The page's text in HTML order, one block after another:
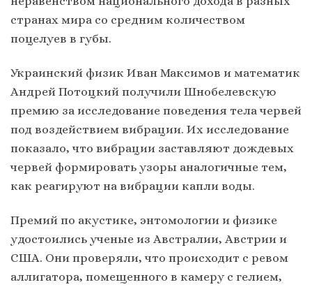
странах мира со средним количеством
поцелуев в губы.
Украинский физик Иван Максимов и математик
Андрей Потоцкий получили Шнобелевскую
премию за исследование поведения тела червей
под воздействием вибрации. Их исследование
показало, что вибрации заставляют дождевых
червей формировать узоры аналогичные тем,
как реагируют на вибрации капли воды.
Премий по акустике, энтомологии и физике
удостоились ученые из Австралии, Австрии и
США. Они проверяли, что происходит с ревом
аллигатора, помещенного в камеру с гелием,